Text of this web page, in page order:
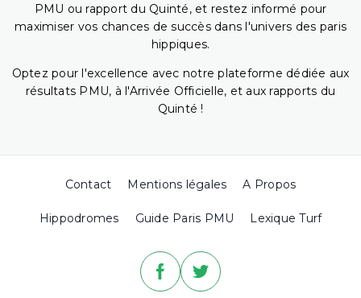
PMU ou rapport du Quinté, et restez informé pour
maximiser vos chances de succès dans l'univers des paris
hippiques.
Optez pour l'excellence avec notre plateforme dédiée aux
résultats PMU, à l'Arrivée Officielle, et aux rapports du
Quinté !
Contact Mentions légales A Propos
Hippodromes Guide Paris PMU Lexique Turf